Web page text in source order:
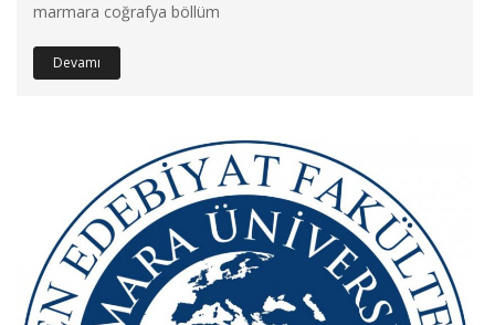
marmara coğrafya böllüm
Devamı